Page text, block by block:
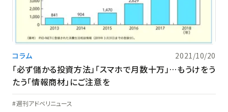
コラム 2021/10/20
「必ず儲かる投資方法」「スマホで月数十万」…もうけをう
たう「情報商材」にご注意を
週刊アドベリニュース